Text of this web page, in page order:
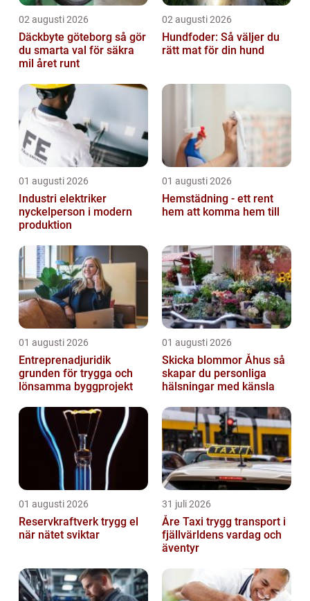
02 augusti 2026
Däckbyte göteborg så gör
du smarta val för säkra
mil året runt
02 augusti 2026
Hundfoder: Så väljer du
rätt mat för din hund
01 augusti 2026
Industri elektriker
nyckelperson i modern
produktion
01 augusti 2026
Hemstädning - ett rent
hem att komma hem till
01 augusti 2026
Entreprenadjuridik
grunden för trygga och
lönsamma byggprojekt
01 augusti 2026
Skicka blommor Åhus så
skapar du personliga
hälsningar med känsla
01 augusti 2026
Reservkraftverk trygg el
när nätet sviktar
31 juli 2026
Åre Taxi trygg transport i
fjällvärldens vardag och
äventyr